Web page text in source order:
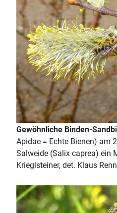
Gewöhnliche Binden-
Apidae = Echte Bienen) am
Salweide (Salix caprea) ein
Krieglsteiner, det. Klaus